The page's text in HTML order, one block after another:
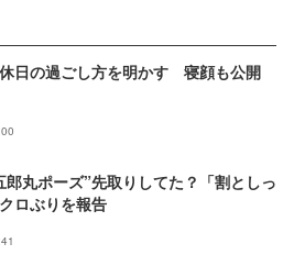
日の過ごし方を明かす 寝顔も公開
郎丸ポーズ”先取りしてた？「割としっ
ロぶりを報告